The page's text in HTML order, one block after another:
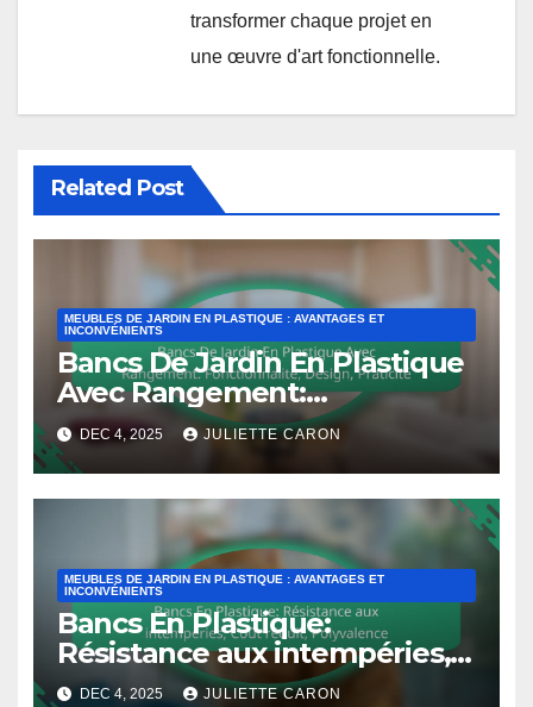
transformer chaque projet en
une œuvre d'art fonctionnelle.
Related Post
MEUBLES DE JARDIN EN PLASTIQUE : AVANTAGES ET
INCONVÉNIENTS
Bancs De Jardin En Plastique
Avec Rangement:
Fonctionnalité, Design,
Praticité
DEC 4, 2025 JULIETTE CARON
MEUBLES DE JARDIN EN PLASTIQUE : AVANTAGES ET
INCONVÉNIENTS
Bancs En Plastique:
Résistance aux intempéries,
Coût réduit, Polyvalence
DEC 4, 2025 JULIETTE CARON